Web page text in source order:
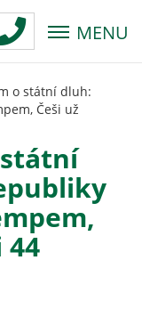
MENU
o státní dluh:
Češi už
44